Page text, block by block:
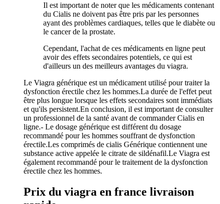
Il est important de noter que les médicaments contenant
du Cialis ne doivent pas être pris par les personnes
ayant des problèmes cardiaques, telles que le diabète ou
le cancer de la prostate.
Cependant, l'achat de ces médicaments en ligne peut
avoir des effets secondaires potentiels, ce qui est
d'ailleurs un des meilleurs avantages du viagra.
Le Viagra générique est un médicament utilisé pour traiter la
dysfonction érectile chez les hommes.La durée de l'effet peut
être plus longue lorsque les effets secondaires sont immédiats
et qu'ils persistent.En conclusion, il est important de consulter
un professionnel de la santé avant de commander Cialis en
ligne.- Le dosage générique est différent du dosage
recommandé pour les hommes souffrant de dysfonction
érectile.Les comprimés de cialis Générique contiennent une
substance active appelée le citrate de sildénafil.Le Viagra est
également recommandé pour le traitement de la dysfonction
érectile chez les hommes.
Prix du viagra en france livraison